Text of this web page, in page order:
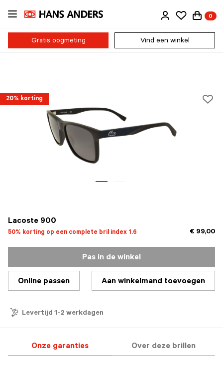
Ga
naar
inhoud
0
Gratis oogmeting Vind een winkel
20% korting
Lacoste 900
50% korting op een complete bril index 1.6 € 99,00
Pas in de winkel
Online passen Aan winkelmand toevoegen
Levertijd 1-2 werkdagen
Onze garanties Over deze brillen